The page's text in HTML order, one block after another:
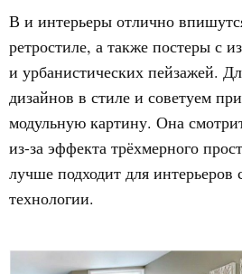
В и интерьеры отлично
ретростиле, а также постеры с
и урбанистических пейзажей.
дизайнов в стиле и советуем
модульную картину. Она
из-за эффекта трёхмерного
лучше подходит для
технологии.